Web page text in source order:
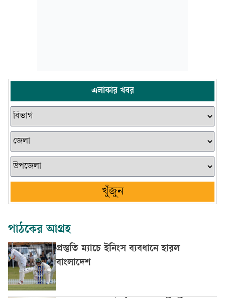
এলাকার খবর
খুঁজুন
পাঠকের আগ্রহ
প্রস্তুতি ম্যাচে ইনিংস ব্যবধানে হারল
বাংলাদেশ